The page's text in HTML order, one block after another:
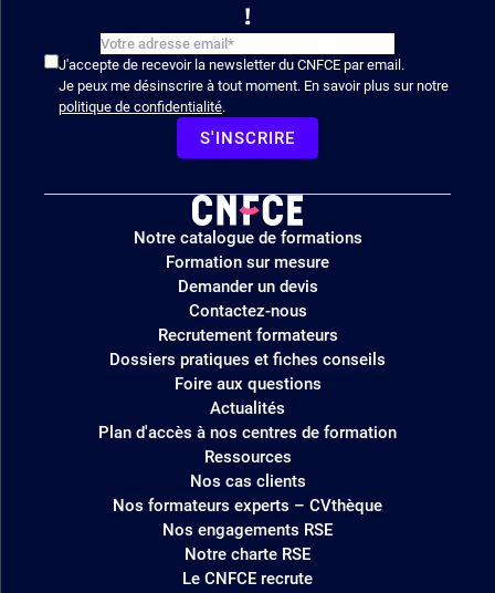
!
J'accepte de recevoir la newsletter du CNFCE par email.
Je peux me désinscrire à tout moment. En savoir plus sur notre
politique de confidentialité.
S'INSCRIRE
Logo
site
Notre catalogue de formations
Formation sur mesure
Demander un devis
Contactez-nous
Recrutement formateurs
Dossiers pratiques et fiches conseils
Foire aux questions
Actualités
Plan d'accès à nos centres de formation
Ressources
Nos cas clients
Nos formateurs experts – CVthèque
Nos engagements RSE
Notre charte RSE
Le CNFCE recrute